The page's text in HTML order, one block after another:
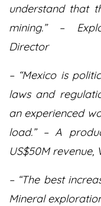
understand that
mining.” –
Director
– “Mexico is
laws and
an experienced
load.” – A
US$50M revenue,
– “The best
Mineral